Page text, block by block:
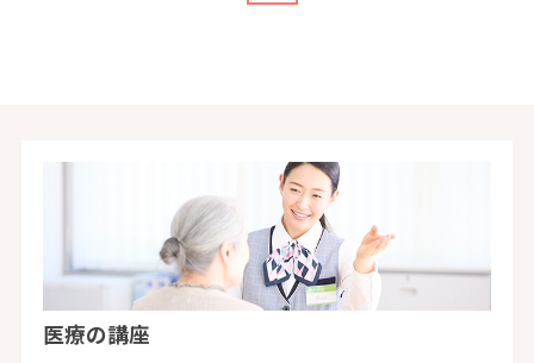
医療の講座